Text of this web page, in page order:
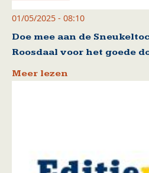
01/05/2025 - 08:10
Doe mee aan de
Roosdaal voor het goede
Meer lezen